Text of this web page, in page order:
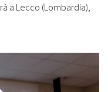
a Lecco (Lombardia),